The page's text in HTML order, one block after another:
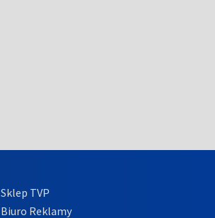
Sklep TVP
Biuro Reklamy